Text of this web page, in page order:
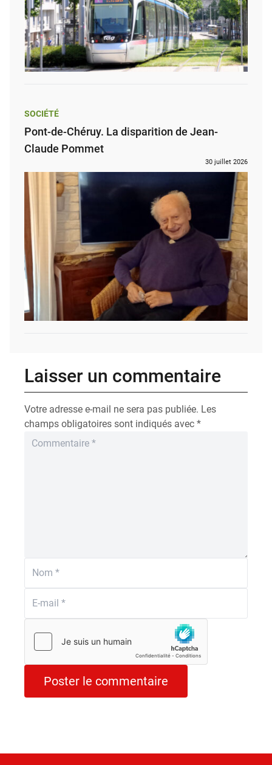
SOCIÉTÉ
Pont-de-Chéruy. La disparition de Jean-
Claude Pommet
30 juillet 2026
Laisser un commentaire
Votre adresse e-mail ne sera pas publiée. Les
champs obligatoires sont indiqués avec *